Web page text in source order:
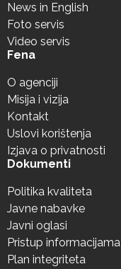
News in English
Foto servis
Video servis
Fena
O agenciji
Misija i vizija
Kontakt
Uslovi korištenja
Izjava o privatnosti
Dokumenti
Politika kvaliteta
Javne nabavke
Javni oglasi
Pristup informacijama
Plan integriteta